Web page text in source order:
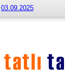
03.09.2025